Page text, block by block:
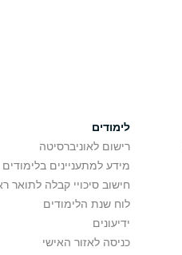
לימודים
רישום לאוניברסיטה
מידע למתעניינים בלימודים
חישוב סיכויי קבלה לתואר
לוח שנת הלימודים
ידיעונים
כניסה לאזור האישי